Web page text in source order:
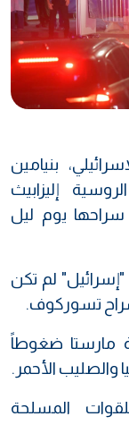
بنيامين
إليزابيث
يوم ليل
لم تكن
تسوركوف.
مارستا ضغوطاً
والصليب الأحمر.
المسلحة